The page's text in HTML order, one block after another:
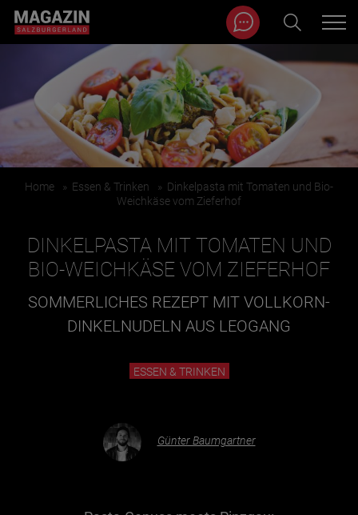
Zum Inhalt springen
BEITRÄGE IN MEINER NÄHE
BEITRÄGE IN MEINER NÄHE ANZEIGEN
Magazin durchsuchen...
Home » Essen & Trinken » Dinkelpasta mit Tomaten und Bio-
Weichkäse vom Zieferhof
DINKELPASTA MIT TOMATEN UND
BIO-WEICHKÄSE VOM ZIEFERHOF
SOMMERLICHES REZEPT MIT VOLLKORN-
DINKELNUDELN AUS LEOGANG
ESSEN & TRINKEN
Günter Baumgartner